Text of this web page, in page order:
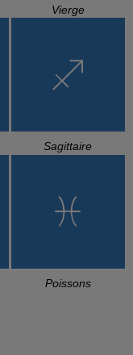
Vierge
Sagittaire
Poissons